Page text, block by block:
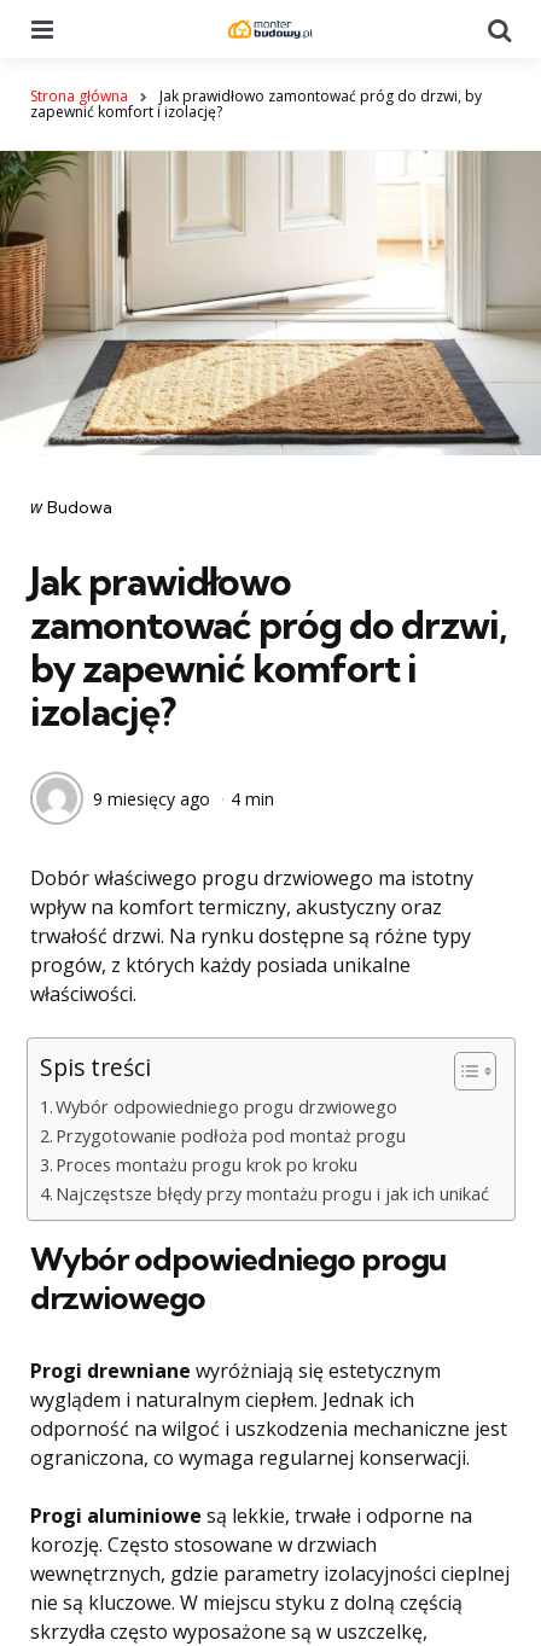
Strona główna Jak prawidłowo zamontować próg do drzwi, by
zapewnić komfort i izolację?
Categories
post
w Budowa
Jak prawidłowo
zamontować próg do drzwi,
by zapewnić komfort i
izolację?
9 miesięcy ago 4 min
Dobór właściwego progu drzwiowego ma istotny
wpływ na komfort termiczny, akustyczny oraz
trwałość drzwi. Na rynku dostępne są różne typy
progów, z których każdy posiada unikalne
właściwości.
Spis treści
Wybór odpowiedniego progu drzwiowego
Przygotowanie podłoża pod montaż progu
Proces montażu progu krok po kroku
Najczęstsze błędy przy montażu progu i jak ich unikać
Wybór odpowiedniego progu
drzwiowego
Progi drewniane wyróżniają się estetycznym
wyglądem i naturalnym ciepłem. Jednak ich
odporność na wilgoć i uszkodzenia mechaniczne jest
ograniczona, co wymaga regularnej konserwacji.
Progi aluminiowe są lekkie, trwałe i odporne na
korozję. Często stosowane w drzwiach
wewnętrznych, gdzie parametry izolacyjności cieplnej
nie są kluczowe. W miejscu styku z dolną częścią
skrzydła często wyposażone są w uszczelkę,